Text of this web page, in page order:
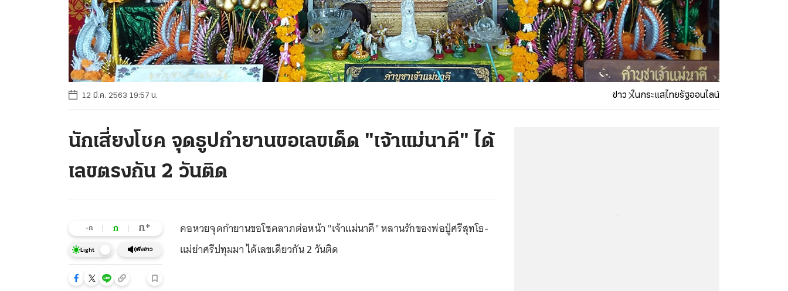
12 มี.ค. 2563 19:57 น. ข่าว ในกระแสไทยรัฐออนไลน์
นักเสี่ยงโชค จุดธูปกำยานขอเลขเด็ด "เจ้าแม่นาคี" ได้
เลขตรงกัน 2 วันติด
-ก ก ก+
Light ฟังข่าว
คอหวยจุดกำยานขอโชคลาภต่อหน้า "เจ้าแม่นาคี" หลานรักของพ่อปู่ศรีสุทโธ-
แม่ย่าศรีปทุมมา ได้เลขเดียวกัน 2 วันติด